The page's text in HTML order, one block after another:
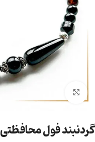
گردنبند فول محافظتی